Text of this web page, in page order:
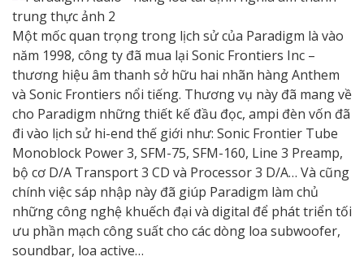
Một mốc quan trọng trong lịch sử của Paradigm là vào
năm 1998, công ty đã mua lại Sonic Frontiers Inc –
thương hiệu âm thanh sở hữu hai nhãn hàng Anthem
và Sonic Frontiers nổi tiếng. Thương vụ này đã mang về
cho Paradigm những thiết kế đầu đọc, ampi đèn vốn đã
đi vào lịch sử hi-end thế giới như: Sonic Frontier Tube
Monoblock Power 3, SFM-75, SFM-160, Line 3 Preamp,
bộ cơ D/A Transport 3 CD và Processor 3 D/A… Và cũng
chính việc sáp nhập này đã giúp Paradigm làm chủ
những công nghệ khuếch đại và digital để phát triển tối
ưu phần mạch công suất cho các dòng loa subwoofer,
soundbar, loa active…